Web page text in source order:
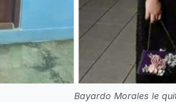
Bayardo Morales le